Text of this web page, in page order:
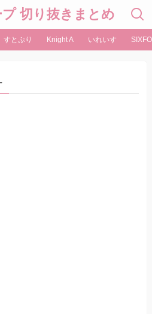
切り抜きまとめ
すとぷり Knight A いれいす